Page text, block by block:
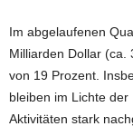
Im abgelaufenen
Milliarden Dollar (ca.
von 19 Prozent.
bleiben im Lichte
Aktivitäten stark